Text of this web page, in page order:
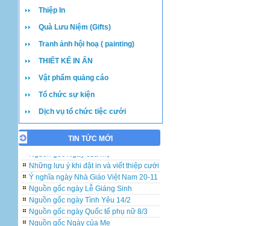
Thiệp In
Quà Lưu Niệm (Gifts)
Tranh ảnh hội hoạ ( painting)
THIẾT KẾ IN ẤN
Vật phẩm quảng cáo
Tổ chức sự kiện
Dịch vụ tổ chức tiệc cưới
TIN TỨC MỚI
Những lưu ý khi đặt in và viết thiệp cưới
Nguồn gốc ngày Lễ Giáng Sinh
Nguồn gốc ngày Tình Yêu 14/2
Nguồn gốc ngày Quốc tế phụ nữ 8/3
Những lưu ý khi đặt in và viết thiệp cưới
Ý nghĩa ngày Nhà Giáo Việt Nam 20-11
Nguồn gốc ngày Lễ Giáng Sinh
Nguồn gốc ngày Tình Yêu 14/2
Nguồn gốc ngày Quốc tế phụ nữ 8/3
Nguồn gốc Ngày của Mẹ